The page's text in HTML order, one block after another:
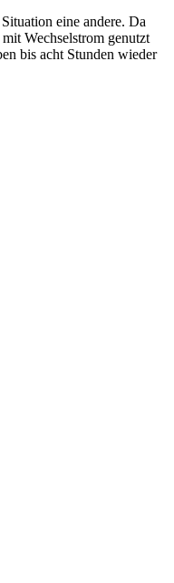
eine andere. Da
Wechselstrom genutzt
bis acht Stunden wieder